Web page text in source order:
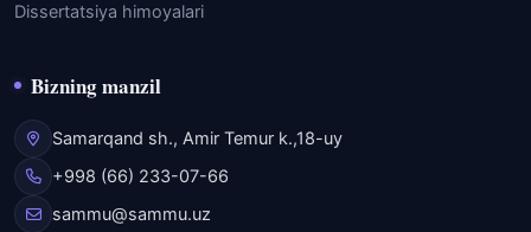
Dissertatsiya himoyalari
Bizning manzil
Samarqand sh., Amir Temur k.,18-uy
+998 (66) 233-07-66
sammu@sammu.uz